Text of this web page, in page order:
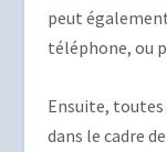
peut
téléphone, ou
Ensuite, toutes
dans le cadre